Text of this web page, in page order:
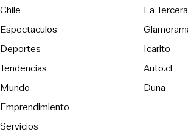
Chile
Espectaculos
Deportes
Tendencias
Mundo
Emprendimiento
Servicios
La Tercera
Icarito
Auto.cl
Duna